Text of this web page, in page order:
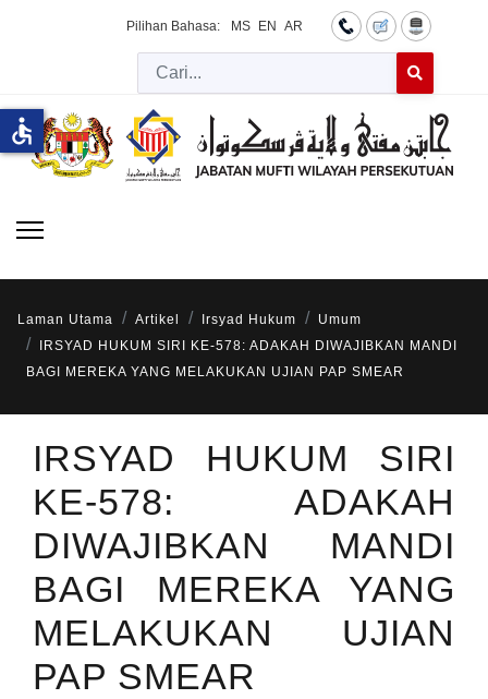
Pilihan Bahasa: MS EN AR
Cari
Laman Utama Artikel Irsyad Hukum
Umum
IRSYAD HUKUM SIRI KE-578: ADAKAH DIWAJIBKAN MANDI
BAGI MEREKA YANG MELAKUKAN UJIAN PAP SMEAR
IRSYAD HUKUM SIRI
KE-578: ADAKAH
DIWAJIBKAN MANDI
BAGI MEREKA YANG
MELAKUKAN UJIAN
PAP SMEAR
accessible